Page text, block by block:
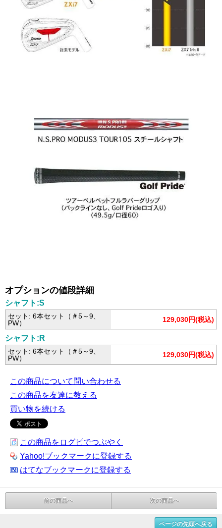
オプションの値段詳細
シャフト:S
セット: 6本セット（＃5～9、
PW）
129,030円(税込)
シャフト:R
セット: 6本セット（＃5～9、
PW）
129,030円(税込)
この商品について問い合わせる
この商品を友達に教える
買い物を続ける
この商品をログピでつぶやく
Yahoo!ブックマークに登録する
はてなブックマークに登録する
前の商品へ 次の商品へ
ページの先頭へ戻る